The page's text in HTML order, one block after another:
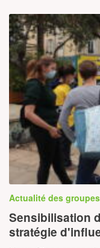
Actualité des
Sensibilisation
stratégie